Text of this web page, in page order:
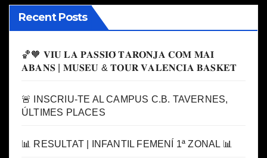
Recent Posts
🏀🧡 𝐕𝐈𝐔 𝐋𝐀 𝐏𝐀𝐒𝐒𝐈𝐎́ 𝐓𝐀𝐑𝐎𝐍𝐉𝐀 𝐂𝐎𝐌 𝐌𝐀𝐈
𝐀𝐁𝐀𝐍𝐒 | 𝐌𝐔𝐒𝐄𝐔 & 𝐓𝐎𝐔𝐑 𝐕𝐀𝐋𝐄𝐍𝐂𝐈𝐀 𝐁𝐀𝐒𝐊𝐄𝐓
🚨 INSCRIU-TE AL CAMPUS C.B. TAVERNES,
ÚLTIMES PLACES
📊 RESULTAT | INFANTIL FEMENÍ 1ª ZONAL 📊